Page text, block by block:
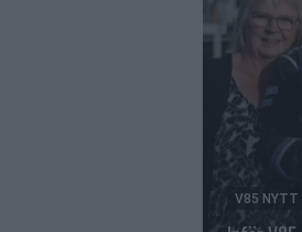
V85 NYTT